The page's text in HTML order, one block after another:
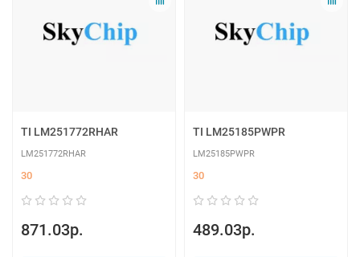
TI LM251772RHAR
LM251772RHAR
30
871.03р.
TI LM25185PWPR
LM25185PWPR
30
489.03р.